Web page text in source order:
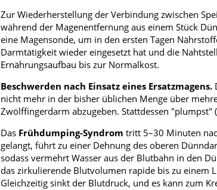
Zur Wiederherstellung der Verbindung zwischen
während der Magenentfernung aus einem Stück
eine Magensonde, um in den ersten Tagen
Darmtätigkeit wieder eingesetzt hat und die
Ernährungsaufbau bis zur Normalkost.
Beschwerden nach Einsatz eines Ersatzmagens.
nicht mehr in der bisher üblichen Menge über
Zwölffingerdarm abzugeben. Stattdessen
Das Frühdumping-Syndrom tritt 5–30 Minuten
gelangt, führt zu einer Dehnung des oberen
sodass vermehrt Wasser aus der Blutbahn in den
das zirkulierende Blutvolumen rapide bis zu einem
Gleichzeitig sinkt der Blutdruck, und es kann zum